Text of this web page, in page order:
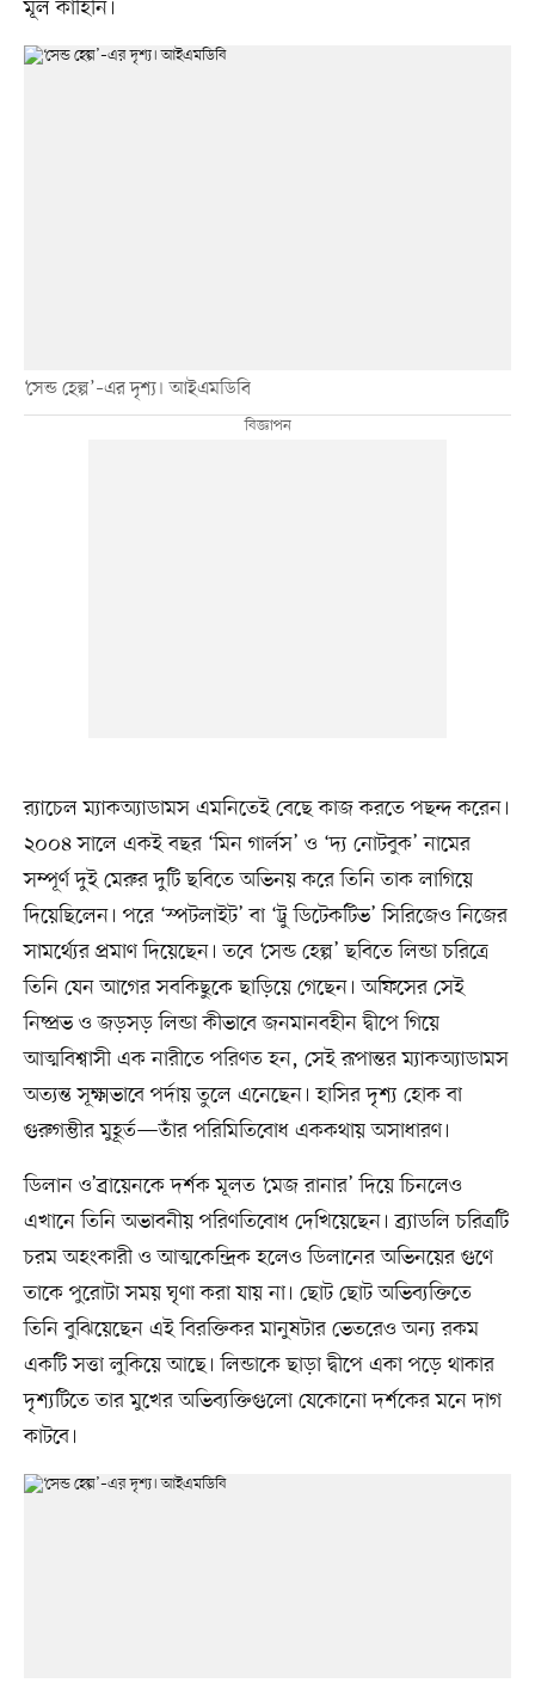
মূল কাহিনি।
‘সেন্ড হেল্প’–এর দৃশ্য। আইএমডিবি
র‍্যাচেল ম্যাকঅ্যাডামস এমনিতেই বেছে কাজ করতে পছন্দ করেন।
২০০৪ সালে একই বছর ‘মিন গার্লস’ ও ‘দ্য নোটবুক’ নামের
সম্পূর্ণ দুই মেরুর দুটি ছবিতে অভিনয় করে তিনি তাক লাগিয়ে
দিয়েছিলেন। পরে ‘স্পটলাইট’ বা ‘ট্রু ডিটেকটিভ’ সিরিজেও নিজের
সামর্থ্যের প্রমাণ দিয়েছেন। তবে ‘সেন্ড হেল্প’ ছবিতে লিন্ডা চরিত্রে
তিনি যেন আগের সবকিছুকে ছাড়িয়ে গেছেন। অফিসের সেই
নিষ্প্রভ ও জড়সড় লিন্ডা কীভাবে জনমানবহীন দ্বীপে গিয়ে
আত্মবিশ্বাসী এক নারীতে পরিণত হন, সেই রূপান্তর ম্যাকঅ্যাডামস
অত্যন্ত সূক্ষ্মভাবে পর্দায় তুলে এনেছেন। হাসির দৃশ্য হোক বা
গুরুগম্ভীর মুহূর্ত—তাঁর পরিমিতিবোধ এককথায় অসাধারণ।
ডিলান ও’ব্রায়েনকে দর্শক মূলত ‘মেজ রানার’ দিয়ে চিনলেও
এখানে তিনি অভাবনীয় পরিণতিবোধ দেখিয়েছেন। ব্র্যাডলি চরিত্রটি
চরম অহংকারী ও আত্মকেন্দ্রিক হলেও ডিলানের অভিনয়ের গুণে
তাকে পুরোটা সময় ঘৃণা করা যায় না। ছোট ছোট অভিব্যক্তিতে
তিনি বুঝিয়েছেন এই বিরক্তিকর মানুষটার ভেতরেও অন্য রকম
একটি সত্তা লুকিয়ে আছে। লিন্ডাকে ছাড়া দ্বীপে একা পড়ে থাকার
দৃশ্যটিতে তার মুখের অভিব্যক্তিগুলো যেকোনো দর্শকের মনে দাগ
কাটবে।